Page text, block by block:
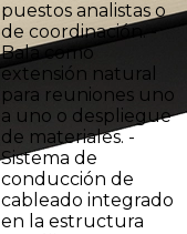
puestos analistas o
de coordinación. -
Bala como
extensión natural
para reuniones uno
a uno o despliegue
de materiales. -
Sistema de
conducción de
cableado integrado
en la estructura